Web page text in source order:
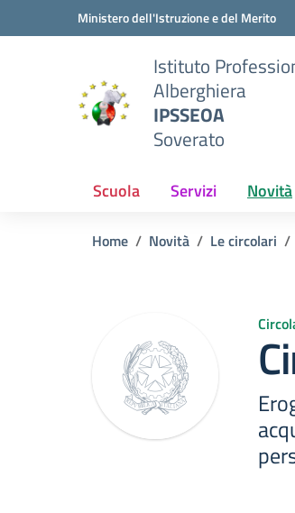
Vai ai contenuti
Vai al menu di navigazioneMinistero dell'Istruzione e del Merito
Istituto
Alberghiera
IPSSEOA
Soverato
Scuola Servizi Novità
Home Novità Le circolari